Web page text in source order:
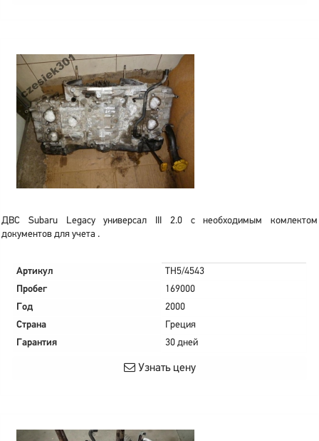
ДВС Subaru Legacy универсал III 2.0 с необходимым комлектом
документов для учета .
Артикул
TH5/4543
Пробег
169000
Год
2000
Страна
Греция
Гарантия
30 дней
Узнать цену